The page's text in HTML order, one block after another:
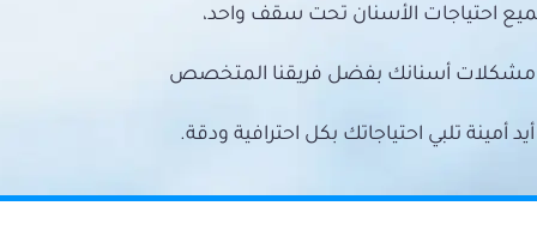
احتياجات الأسنان تحت سقف واحد،
مشكلات أسنانك بفضل فريقنا المتخصص
تلبي احتياجاتك بكل احترافية ودقة.